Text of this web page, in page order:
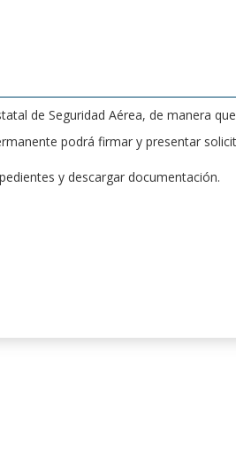
de Seguridad Aérea, de manera
podrá firmar y presentar
y descargar documentación.